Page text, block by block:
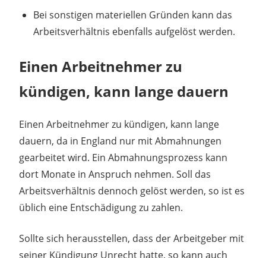
Bei sonstigen materiellen Gründen kann das
Arbeitsverhältnis ebenfalls aufgelöst werden.
Einen Arbeitnehmer zu
kündigen, kann lange dauern
Einen Arbeitnehmer zu kündigen, kann lange
dauern, da in England nur mit Abmahnungen
gearbeitet wird. Ein Abmahnungsprozess kann
dort Monate in Anspruch nehmen. Soll das
Arbeitsverhältnis dennoch gelöst werden, so ist es
üblich eine Entschädigung zu zahlen.
Sollte sich herausstellen, dass der Arbeitgeber mit
seiner Kündigung Unrecht hatte, so kann auch